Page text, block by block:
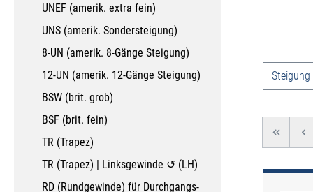
UNEF (amerik. extra fein)
UNS (amerik. Sondersteigung)
8-UN (amerik. 8-Gänge Steigung)
12-UN (amerik. 12-Gänge Steigung)
BSW (brit. grob)
BSF (brit. fein)
TR (Trapez)
TR (Trapez) | Linksgewinde ↺ (LH)
RD (Rundgewinde) für Durchgangs-
Steigung